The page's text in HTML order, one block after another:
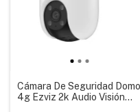
Cámara De Seguridad Domo
4g Ezviz 2k Audio Visión